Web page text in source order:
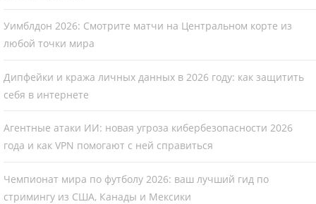
Уимблдон 2026: Смотрите матчи на Центральном корте из
любой точки мира
Дипфейки и кража личных данных в 2026 году: как защитить
себя в интернете
Агентные атаки ИИ: новая угроза кибербезопасности 2026
года и как VPN помогают с ней справиться
Чемпионат мира по футболу 2026: ваш лучший гид по
стримингу из США, Канады и Мексики